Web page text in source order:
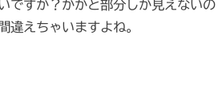
ですか？かかと部分しか見えないの
違えちゃいますよね。